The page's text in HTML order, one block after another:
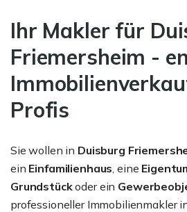
Ihr Makler für
Friemersheim -
Profis
Sie wollen in Duisburg
ein Einfamilienhaus, eine
Grundstückoder ein
professioneller Immobilienmakler